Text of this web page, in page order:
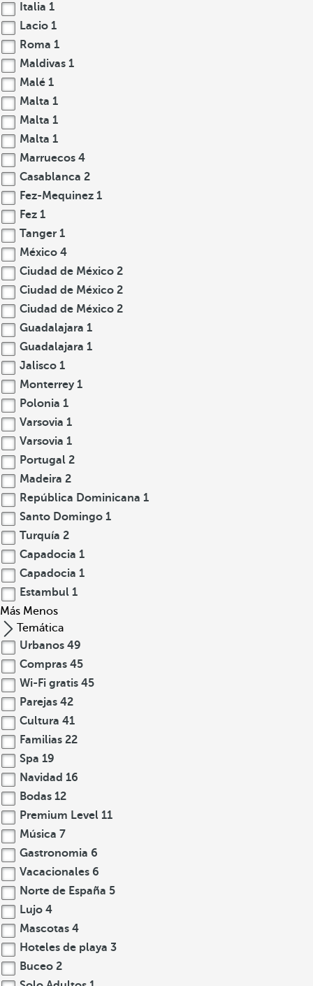
Italia 1
Lacio 1
Roma 1
Maldivas 1
Malé 1
Malta 1
Malta 1
Malta 1
Marruecos 4
Casablanca 2
Fez-Mequinez 1
Fez 1
Tanger 1
México 4
Ciudad de México 2
Ciudad de México 2
Ciudad de México 2
Guadalajara 1
Guadalajara 1
Jalisco 1
Monterrey 1
Polonia 1
Varsovia 1
Varsovia 1
Portugal 2
Madeira 2
República Dominicana 1
Santo Domingo 1
Turquía 2
Capadocia 1
Capadocia 1
Estambul 1
Más Menos
Temática
Urbanos 49
Compras 45
Wi-Fi gratis 45
Parejas 42
Cultura 41
Familias 22
Spa 19
Navidad 16
Bodas 12
Premium Level 11
Música 7
Gastronomia 6
Vacacionales 6
Norte de España 5
Lujo 4
Mascotas 4
Hoteles de playa 3
Buceo 2